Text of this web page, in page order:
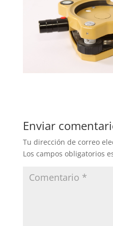
Enviar
Tu dirección de correo
Los campos obligatorios